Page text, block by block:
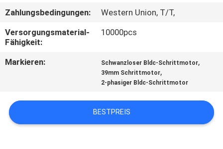
ALLE
FÄLLE
SITEMAP
Zahlungsbedingungen:
Western Union, T/T,
Versorgungsmaterial-
Fähigkeit:
10000pcs
Markieren: Schwanzloser Bldc-Schrittmotor,
39mm Schrittmotor,
2-phasiger Bldc-Schrittmotor
BESTPREIS